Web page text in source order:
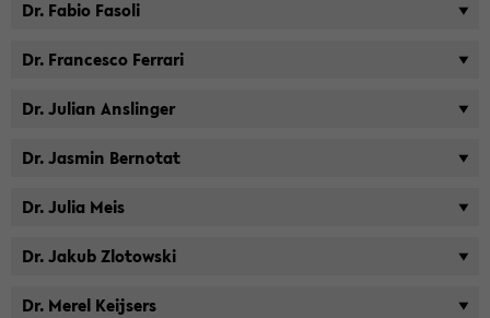
Dr. Fabio Fa­so­li
Dr. Fran­ces­co Fer­ra­ri
Dr. Ju­li­an An­s­lin­ger
Dr. Jas­min Ber­no­tat
Dr. Julia Meis
Dr. Jakub Zlo­tow­ski
Dr. Merel Keij­sers